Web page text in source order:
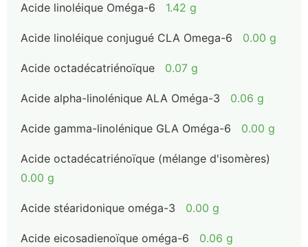
Acide linoléique Oméga-6 1.42 g
Acide linoléique conjugué CLA Omega-6 0.00 g
Acide octadécatriénoïque 0.07 g
Acide alpha-linolénique ALA Oméga-3 0.06 g
Acide gamma-linolénique GLA Oméga-6 0.00 g
Acide octadécatriénoïque (mélange d'isomères)
0.00 g
Acide stéaridonique oméga-3 0.00 g
Acide eicosadienoïque oméga-6 0.06 g